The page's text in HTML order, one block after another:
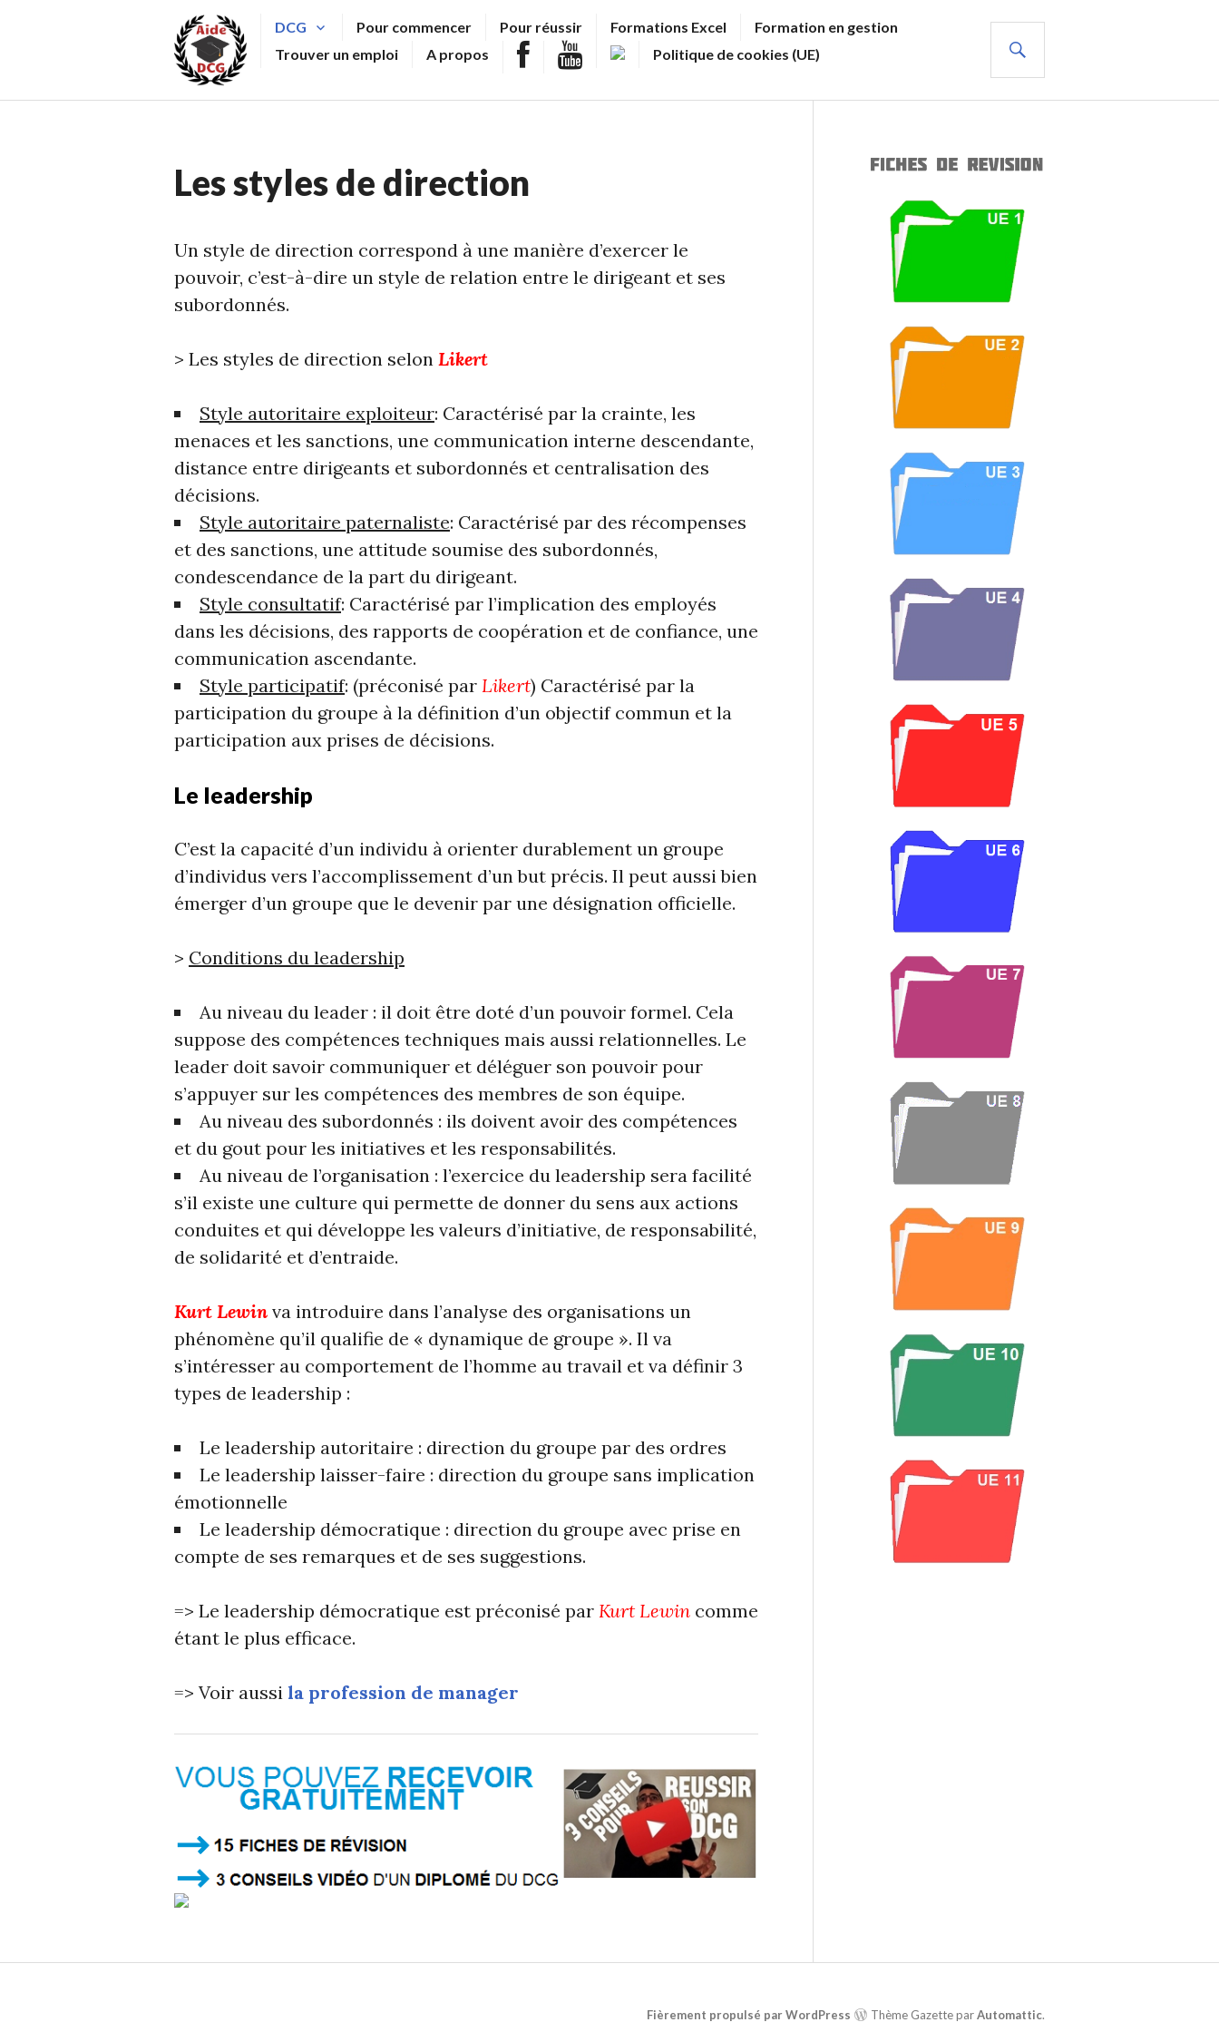
principal
DCG Pour commencer Pour réussir Formations Excel
Formation en gestion
Trouver un emploi
A propos Politique de cookies (UE)
Les styles de direction
Un style de direction correspond à une manière d’exercer le
pouvoir, c’est-à-dire un style de relation entre le dirigeant et ses
subordonnés.
> Les styles de direction selon Likert
Style autoritaire exploiteur: Caractérisé par la crainte, les
menaces et les sanctions, une communication interne descendante,
distance entre dirigeants et subordonnés et centralisation des
décisions.
Style autoritaire paternaliste: Caractérisé par des récompenses
et des sanctions, une attitude soumise des subordonnés,
condescendance de la part du dirigeant.
Style consultatif: Caractérisé par l’implication des employés
dans les décisions, des rapports de coopération et de confiance, une
communication ascendante.
Style participatif: (préconisé par Likert) Caractérisé par la
participation du groupe à la définition d’un objectif commun et la
participation aux prises de décisions.
Le leadership
C’est la capacité d’un individu à orienter durablement un groupe
d’individus vers l’accomplissement d’un but précis. Il peut aussi bien
émerger d’un groupe que le devenir par une désignation officielle.
> Conditions du leadership
Au niveau du leader : il doit être doté d’un pouvoir formel. Cela
suppose des compétences techniques mais aussi relationnelles. Le
leader doit savoir communiquer et déléguer son pouvoir pour
s’appuyer sur les compétences des membres de son équipe.
Au niveau des subordonnés : ils doivent avoir des compétences
et du gout pour les initiatives et les responsabilités.
Au niveau de l’organisation : l’exercice du leadership sera facilité
s’il existe une culture qui permette de donner du sens aux actions
conduites et qui développe les valeurs d’initiative, de responsabilité,
de solidarité et d’entraide.
Kurt Lewin va introduire dans l’analyse des organisations un
phénomène qu’il qualifie de « dynamique de groupe ». Il va
s’intéresser au comportement de l’homme au travail et va définir 3
types de leadership :
Le leadership autoritaire : direction du groupe par des ordres
Le leadership laisser-faire : direction du groupe sans implication
émotionnelle
Le leadership démocratique : direction du groupe avec prise en
compte de ses remarques et de ses suggestions.
=> Le leadership démocratique est préconisé par Kurt Lewin comme
étant le plus efficace.
=> Voir aussi la profession de manager
Fièrement propulsé par WordPress Thème Gazette parAutomattic.